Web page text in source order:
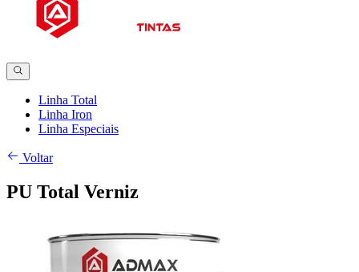
Linha Total
Linha Iron
Linha Especiais
Voltar
PU Total Verniz